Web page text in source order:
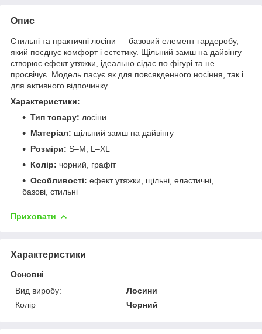
Опис
Стильні та практичні лосіни — базовий елемент гардеробу,
який поєднує комфорт і естетику. Щільний замш на дайвінгу
створює ефект утяжки, ідеально сідає по фігурі та не
просвічує. Модель пасує як для повсякденного носіння, так і
для активного відпочинку.
Характеристики:
Тип товару: лосіни
Матеріал: щільний замш на дайвінгу
Розміри: S–M, L–XL
Колір: чорний, графіт
Особливості: ефект утяжки, щільні, еластичні,
базові, стильні
Приховати
Характеристики
Основні
Вид виробу:
Лосини
Колір
Чорний